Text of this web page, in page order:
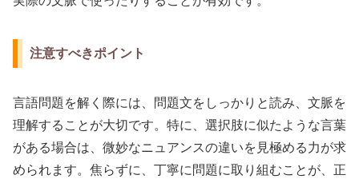
注意すべきポイント
言語問題を解く際には、問題文をしっかりと読み、文脈を
理解することが大切です。特に、選択肢に似たような言葉
がある場合は、微妙なニュアンスの違いを見極める力が求
められます。焦らずに、丁寧に問題に取り組むことが、正